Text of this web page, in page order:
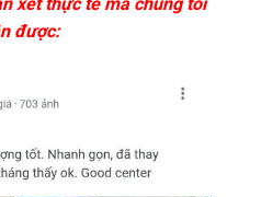
được: